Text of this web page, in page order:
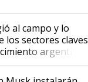
al campo y lo
los sectores claves
argentino